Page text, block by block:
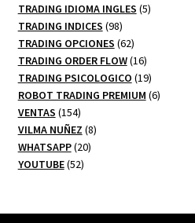
productos
TRADING IDIOMA INGLES 55
TRADING INDICES 9898
productos
TRADING OPCIONES 6262
productos
TRADING ORDER FLOW 1616
productos
TRADING PSICOLOGICO 1919
productos
ROBOT TRADING PREMIUM 66
VENTAS 154154
productos
VILMA NUÑEZ 88
WHATSAPP 2020
YOUTUBE 5252